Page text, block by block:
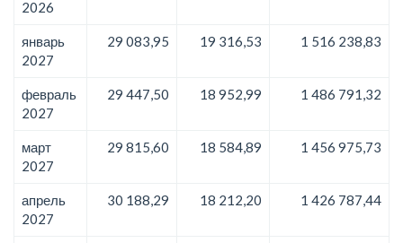
2026
январь
2027
29 083,95 19 316,53 1 516 238,83
февраль
2027
29 447,50 18 952,99 1 486 791,32
март
2027
29 815,60 18 584,89 1 456 975,73
апрель
2027
30 188,29 18 212,20 1 426 787,44